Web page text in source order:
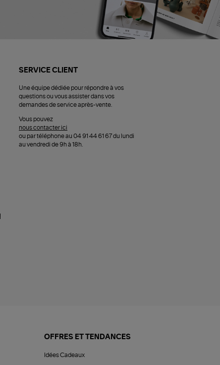
SERVICE CLIENT
Une équipe dédiée pour répondre à vos
questions ou vous assister dans vos
demandes de service après-vente.
Vous pouvez
nous contacter ici
ou par téléphone au 04 91 44 61 67 du lundi
au vendredi de 9h à 18h.
OFFRES ET TENDANCES
Idées Cadeaux